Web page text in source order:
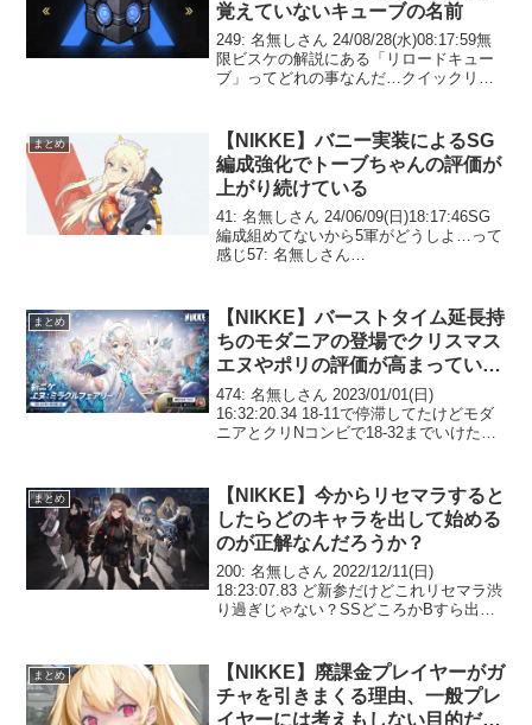
覚えていないキューブの名前
249: 名無しさん 24/08/28(水)08:17:59無
限ビスケの解説にある「リロードキュー
ブ」ってどれの事なんだ…クイックリロ
リ...
まとめ
【NIKKE】バニー実装によるSG
編成強化でトーブちゃんの評価が
上がり続けている
41: 名無しさん 24/06/09(日)18:17:46SG
編成組めてないから5軍がどうしよ…って
感じ57: 名無しさん
24/06/09(日)...
まとめ
【NIKKE】バーストタイム延長持
ちのモダニアの登場でクリスマス
エヌやポリの評価が高まってい
る？
474: 名無しさん 2023/01/01(日)
16:32:20.34 18-11で停滞してたけどモダ
ニアとクリNコンビで18-32までいけたわ
まとめ
【NIKKE】今からリセマラすると
したらどのキャラを出して始める
のが正解なんだろうか？
200: 名無しさん 2022/12/11(日)
18:23:07.83 ど新参だけどこれリセマラ渋
り過ぎじゃない？SSどころかBすら出な
まとめ
【NIKKE】廃課金プレイヤーがガ
チャを引きまくる理由、一般プレ
イヤーには考えもしない目的だっ